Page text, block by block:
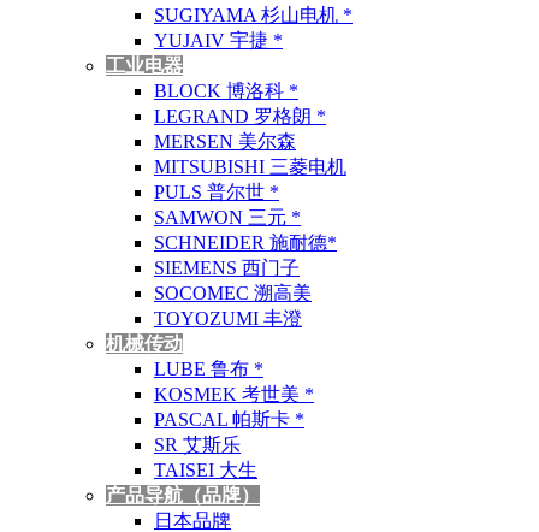
SUGIYAMA 杉山电机 *
YUJAIV 宇捷 *
工业电器
BLOCK 博洛科 *
LEGRAND 罗格朗 *
MERSEN 美尔森
MITSUBISHI 三菱电机
PULS 普尔世 *
SAMWON 三元 *
SCHNEIDER 施耐德*
SIEMENS 西门子
SOCOMEC 溯高美
TOYOZUMI 丰澄
机械传动
LUBE 鲁布 *
KOSMEK 考世美 *
PASCAL 帕斯卡 *
SR 艾斯乐
TAISEI 大生
产品导航（品牌）
日本品牌